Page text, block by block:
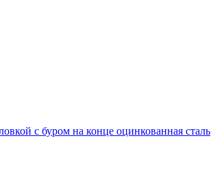
с буром на конце оцинкованная сталь